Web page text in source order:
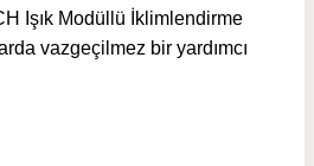
Işık Modüllü İklimlendirme
vazgeçilmez bir yardımcı